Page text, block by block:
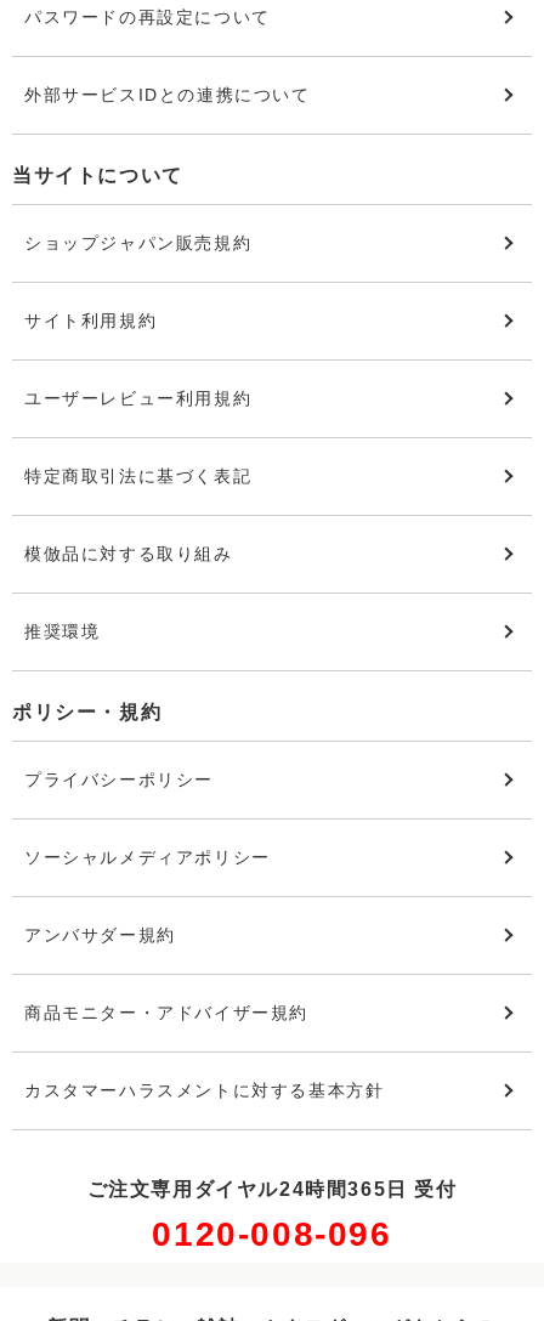
パスワードの再設定について
外部サービスIDとの連携について
当サイトについて
ショップジャパン販売規約
サイト利用規約
ユーザーレビュー利用規約
特定商取引法に基づく表記
模倣品に対する取り組み
推奨環境
ポリシー・規約
プライバシーポリシー
ソーシャルメディアポリシー
アンバサダー規約
商品モニター・アドバイザー規約
カスタマーハラスメントに対する基本方針
ご注文専用ダイヤル24時間365日 受付
0120-008-096